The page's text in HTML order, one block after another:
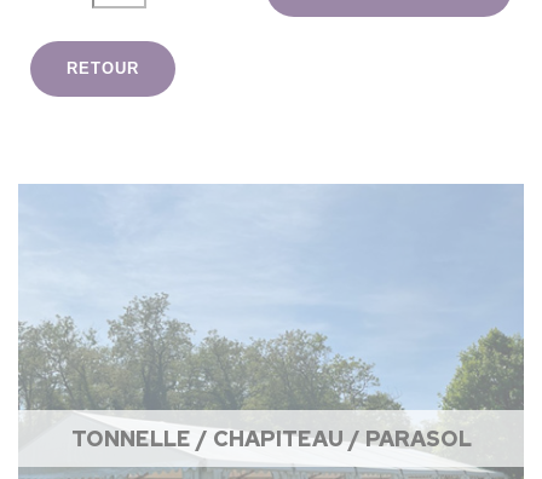
RETOUR
TONNELLE / CHAPITEAU / PARASOL